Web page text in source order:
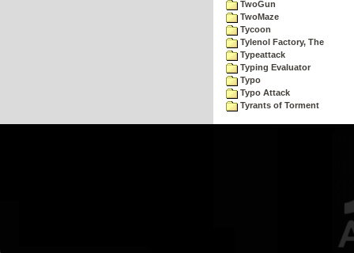
TwoGun
TwoMaze
Tycoon
Tylenol Factory, The
Typeattack
Typing Evaluator
Typo
Typo Attack
Tyrants of Torment